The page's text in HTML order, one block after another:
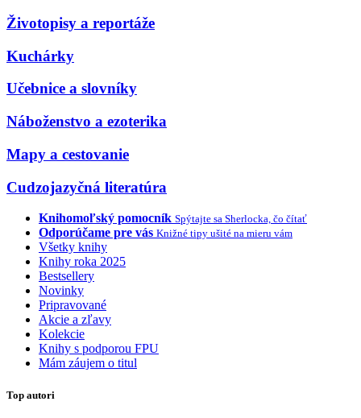
Životopisy a reportáže
Kuchárky
Učebnice a slovníky
Náboženstvo a ezoterika
Mapy a cestovanie
Cudzojazyčná literatúra
Knihomoľský pomocník Spýtajte sa Sherlocka, čo čítať
Odporúčame pre vás Knižné tipy ušité na mieru vám
Všetky knihy
Knihy roka 2025
Bestsellery
Novinky
Pripravované
Akcie a zľavy
Kolekcie
Knihy s podporou FPU
Mám záujem o titul
Top autori